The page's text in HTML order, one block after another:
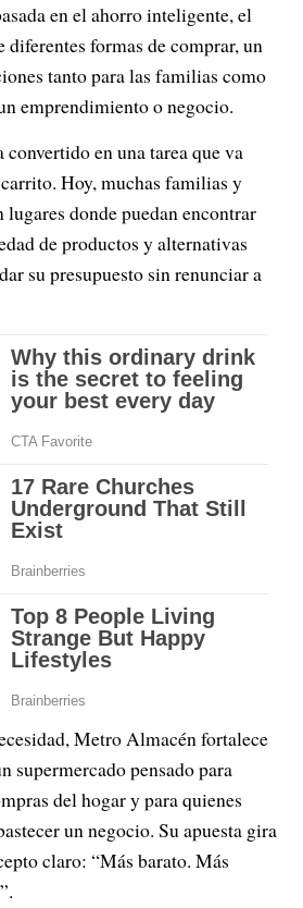
en el ahorro inteligente, el
diferentes formas de comprar, un
tanto para las familias como
emprendimiento o negocio.
convertido en una tarea que va
Hoy, muchas familias y
lugares donde puedan encontrar
de productos y alternativas
su presupuesto sin renunciar a
Metro Almacén fortalece
supermercado pensado para
del hogar y para quienes
un negocio. Su apuesta gira
claro: “Más barato. Más